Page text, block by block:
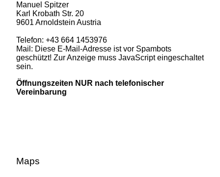
Manuel Spitzer
Karl Krobath Str. 20
9601 Arnoldstein Austria
Telefon: +43 664 1453976
Mail: Diese E-Mail-Adresse ist vor Spambots
geschützt! Zur Anzeige muss JavaScript eingeschaltet
sein.
Öffnungszeiten NUR nach telefonischer
Vereinbarung
Maps